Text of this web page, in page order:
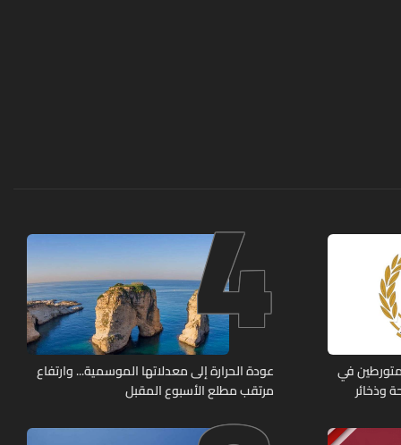
في
وذخائر
4
عودة الحرارة إلى معدلاتها الموسمية... وارتفاع
مرتقب مطلع الأسبوع المقبل